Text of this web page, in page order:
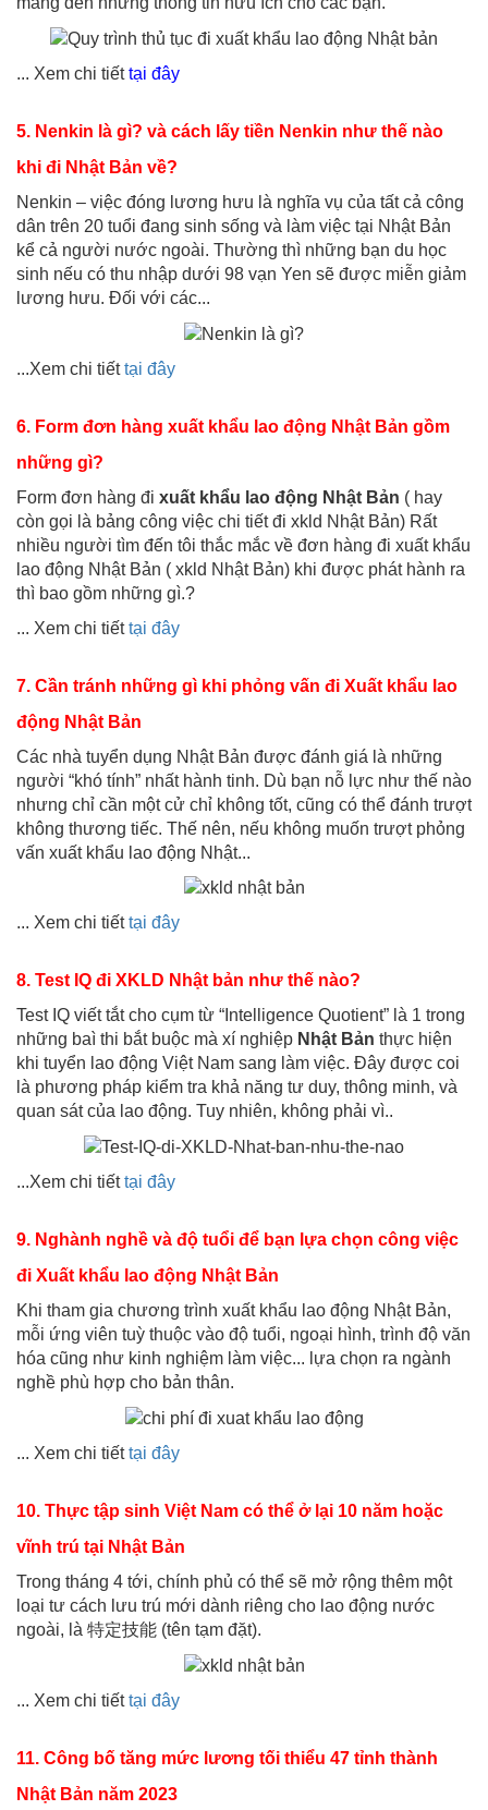
... Xem chi tiết tại đây
5. Nenkin là gì? và cách lấy tiền Nenkin như thế nào
khi đi Nhật Bản về?
Nenkin – việc đóng lương hưu là nghĩa vụ của tất cả công
dân trên 20 tuổi đang sinh sống và làm việc tại Nhật Bản
kể cả người nước ngoài. Thường thì những bạn du học
sinh nếu có thu nhập dưới 98 vạn Yen sẽ được miễn giảm
lương hưu. Đối với các...
...Xem chi tiếttại đây
6. Form đơn hàng xuất khẩu lao động Nhật Bản gồm
những gì?
Form đơn hàng đi xuất khẩu lao động Nhật Bản ( hay
còn gọi là bảng công việc chi tiết đi xkld Nhật Bản) Rất
nhiều người tìm đến tôi thắc mắc về đơn hàng đi xuất khẩu
lao động Nhật Bản ( xkld Nhật Bản) khi được phát hành ra
thì bao gồm những gì.?
... Xem chi tiếttại đây
7. Cần tránh những gì khi phỏng vấn đi Xuất khẩu lao
động Nhật Bản
Các nhà tuyển dụng Nhật Bản được đánh giá là những
người “khó tính” nhất hành tinh. Dù bạn nỗ lực như thế nào
nhưng chỉ cần một cử chỉ không tốt, cũng có thể đánh trượt
không thương tiếc. Thế nên, nếu không muốn trượt phỏng
vấn xuất khẩu lao động Nhật...
... Xem chi tiếttại đây
8. Test IQ đi XKLD Nhật bản như thế nào?
Test IQ viết tắt cho cụm từ “Intelligence Quotient” là 1 trong
những baì thi bắt buộc mà xí nghiệp Nhật Bản thực hiện
khi tuyển lao động Việt Nam sang làm việc. Đây được coi
là phương pháp kiểm tra khả năng tư duy, thông minh, và
quan sát của lao động. Tuy nhiên, không phải vì..
...Xem chi tiếttại đây
9. Nghành nghề và độ tuổi để bạn lựa chọn công việc
đi Xuất khẩu lao động Nhật Bản
Khi tham gia chương trình xuất khẩu lao động Nhật Bản,
mỗi ứng viên tuỳ thuộc vào độ tuổi, ngoại hình, trình độ văn
hóa cũng như kinh nghiệm làm việc... lựa chọn ra ngành
nghề phù hợp cho bản thân.
... Xem chi tiếttại đây
10. Thực tập sinh Việt Nam có thể ở lại 10 năm hoặc
vĩnh trú tại Nhật Bản
Trong tháng 4 tới, chính phủ có thể sẽ mở rộng thêm một
loại tư cách lưu trú mới dành riêng cho lao động nước
ngoài, là 特定技能 (tên tạm đặt).
... Xem chi tiếttại đây
11. Công bố tăng mức lương tối thiểu 47 tỉnh thành
Nhật Bản năm 2023